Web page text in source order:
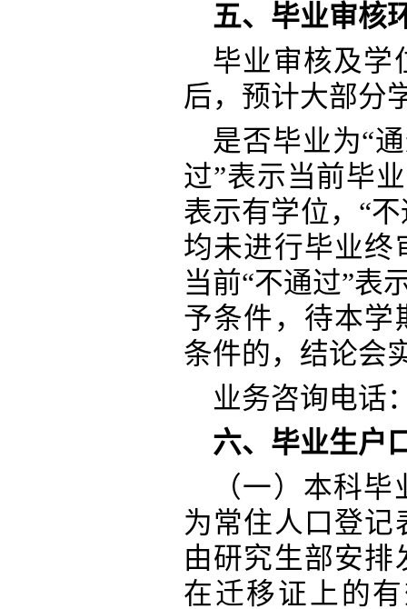
五、毕业审核
毕业审核及学
后，预计大部分
是否毕业为“
过”表示当前毕
表示有学位，“
均未进行毕业终
当前“不通过”表
予条件，待本学
条件的，结论会
业务咨询电话
六、毕业生户
（一）本科
为常住人口登记
由研究生部安
在迁移证上的